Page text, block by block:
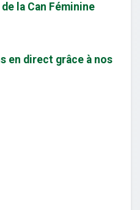
la Can Féminine
en direct grâce à nos